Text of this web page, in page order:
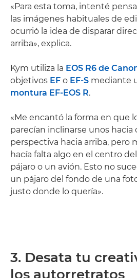
«Para esta toma, intenté
las imágenes habituales de
ocurrió la idea de disparar
arriba», explica.
Kym utiliza la EOS R6 de
objetivos EF o EF-S mediante
montura EF-EOS R.
«Me encantó la forma en que
parecían inclinarse unos hacia
perspectiva hacia arriba, pero
hacía falta algo en el centro
pájaro o un avión. Esto no
un pájaro del fondo de una
justo donde lo quería».
3. Desata tu
los autorretratos